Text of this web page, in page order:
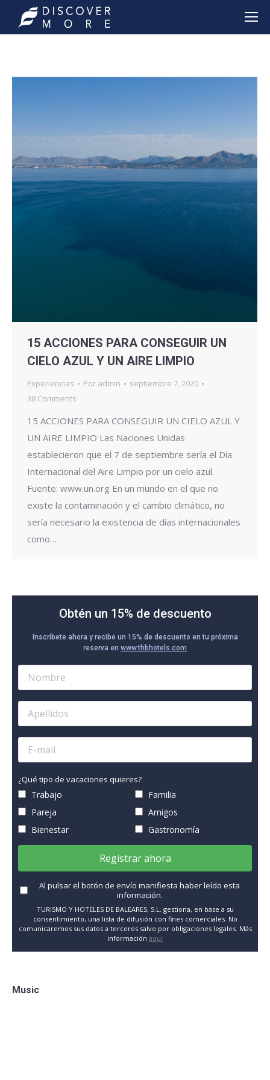
15 ACCIONES PARA CONSEGUIR UN
CIELO AZUL Y UN AIRE LIMPIO
Experiencias Por admin
septiembre 7, 2020
38 Comments
15 ACCIONES PARA CONSEGUIR UN CIELO AZUL Y
UN AIRE LIMPIO Las Naciones Unidas
establecieron que el 7 de septiembre sería el Día
Internacional del Aire Limpio por un cielo azul.
Fuente: www.un.org En un mundo en el que no
existe la contaminación y el cambio climático, no
sería necesario la existencia de días internacionales
como…
Obtén un 15% de descuento
Inscríbete ahora y recibe un 15% de descuento en tu próxima
reserva en www.thbhotels.com
¿Qué tipo de vacaciones quieres?
Trabajo
Familia
Pareja
Amigos
Bienestar
Gastronomía
Registrar ahora
Al pulsar el botón de envío manifiesta haber leído esta
información.
TURISMO Y HOTELES DE BALEARES, S.L. gestiona, en base a su
consentimiento, una lista de difusión con fines comerciales. No
comunicaremos sus datos a terceros salvo por obligaciones legales. Más
información aquí
Music